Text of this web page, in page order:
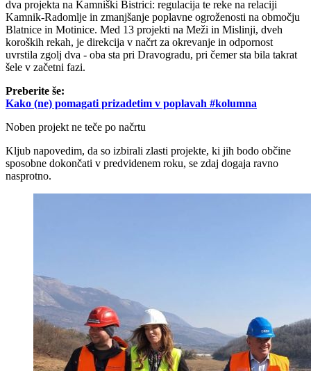
dva projekta na Kamniški Bistrici: regulacija te reke na relaciji
Kamnik-Radomlje in zmanjšanje poplavne ogroženosti na območju
Blatnice in Motinice. Med 13 projekti na Meži in Mislinji, dveh
koroških rekah, je direkcija v načrt za okrevanje in odpornost
uvrstila zgolj dva - oba sta pri Dravogradu, pri čemer sta bila takrat
šele v začetni fazi.
Preberite še:
Kako (ne) pomagati prizadetim v poplavah #kolumna
Noben projekt ne teče po načrtu
Kljub napovedim, da so izbirali zlasti projekte, ki jih bodo občine
sposobne dokončati v predvidenem roku, se zdaj dogaja ravno
nasprotno.